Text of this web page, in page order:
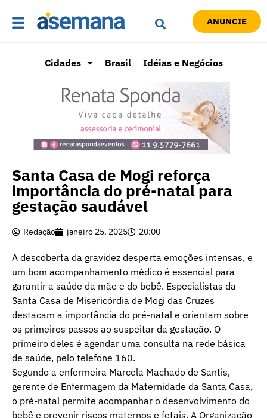
ANUNCIE
Cidades Brasil Idéias e Negócios
Santa Casa de Mogi reforça
importância do pré-natal para
gestação saudável
Redação janeiro 25, 2025 20:00
A descoberta da gravidez desperta emoções intensas, e
um bom acompanhamento médico é essencial para
garantir a saúde da mãe e do bebê. Especialistas da
Santa Casa de Misericórdia de Mogi das Cruzes
destacam a importância do pré-natal e orientam sobre
os primeiros passos ao suspeitar da gestação. O
primeiro deles é agendar uma consulta na rede básica
de saúde, pelo telefone 160.
Segundo a enfermeira Marcela Machado de Santis,
gerente de Enfermagem da Maternidade da Santa Casa,
o pré-natal permite acompanhar o desenvolvimento do
bebê e prevenir riscos maternos e fetais. A Organização